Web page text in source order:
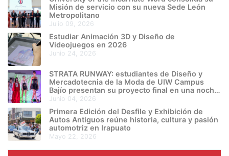
Misión de servicio con su nueva Sede León
Metropolitano
julio 09, 2026
Estudiar Animación 3D y Diseño de
Videojuegos en 2026
junio 24, 2026
STRATA RUNWAY: estudiantes de Diseño y
Mercadotecnia de la Moda de UIW Campus
Bajío presentan su proyecto final en una noche
de creatividad e innovación
junio 04, 2026
Primera Edición del Desfile y Exhibición de
Autos Antiguos reúne historia, cultura y pasión
automotriz en Irapuato
mayo 22, 2026